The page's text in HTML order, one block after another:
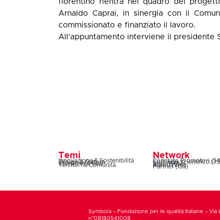
Arnaldo Caprai, in sinergia con il
commissionato e finanziato il lavoro.
All'appuntamento interviene il presidente
Temi
Innovazione & Sostenibilità
Design & Cultura
Coesione & Reti
Territori & Comunità
Network
Comitato Promotori
Comitato Scientifico
Soci (160)
Autori (106)
Partner (139)
Symbola – Fondazione per le qualità italiane – Via
n°08180541008